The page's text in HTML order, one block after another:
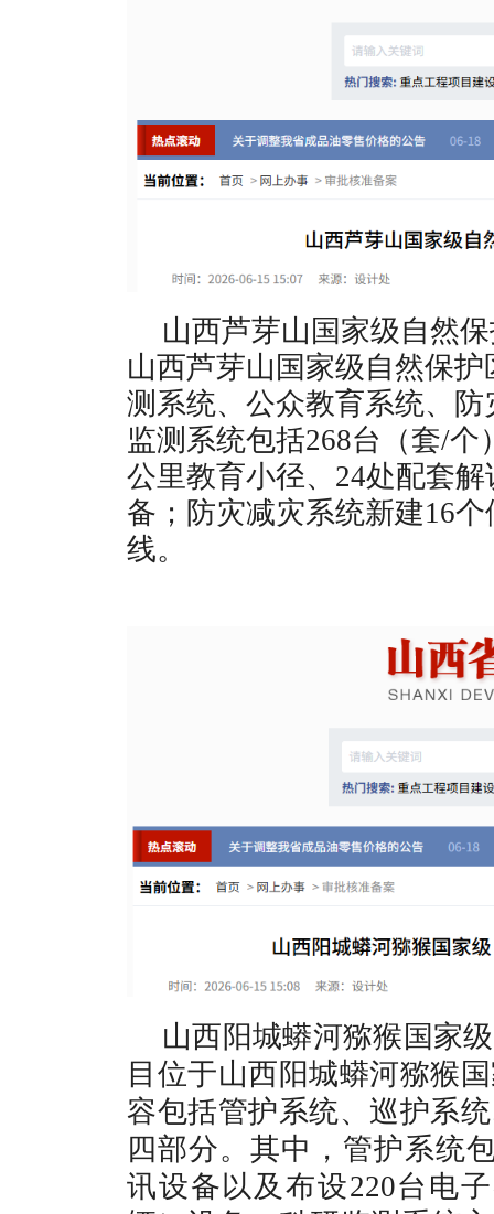
山西芦芽山国家级自然
山西芦芽山国家级自然保
测系统、公众教育系统、
监测系统包括268台（套/
公里教育小径、24处配套
备；防灾减灾系统新建16
线。
山西阳城蟒河猕猴国家
目位于山西阳城蟒河猕猴
容包括管护系统、巡护系
四部分。其中，管护系统
讯设备以及布设220台电